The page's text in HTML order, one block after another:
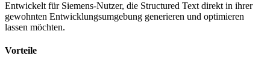
Entwickelt für Siemens-Nutzer, die Structured Text direkt in ihrer
gewohnten Entwicklungsumgebung generieren und optimieren
lassen möchten.
Vorteile